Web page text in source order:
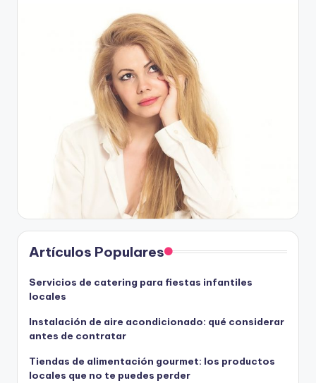
Artículos Populares
Servicios de catering para fiestas infantiles
locales
Instalación de aire acondicionado: qué considerar
antes de contratar
Tiendas de alimentación gourmet: los productos
locales que no te puedes perder